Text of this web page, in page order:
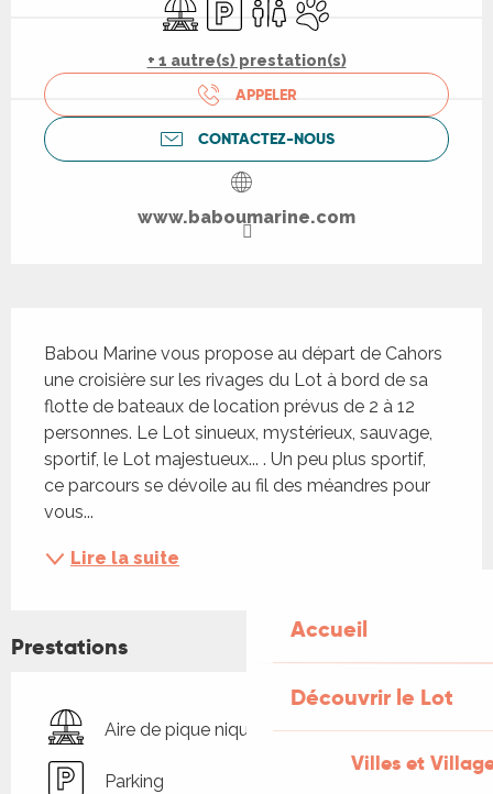
Accueil
Découvrir le Lot
Villes et
Aire de pique nique
ParkingToilettesAnimaux acceptés
+ 1 autre(s) prestation(s)
APPELER
CONTACTEZ-NOUS
www.baboumarine.com
Babou Marine vous propose au départ de Cahors
une croisière sur les rivages du Lot à bord de sa
flotte de bateaux de location prévus de 2 à 12
personnes. Le Lot sinueux, mystérieux, sauvage,
sportif, le Lot majestueux... . Un peu plus sportif,
ce parcours se dévoile au fil des méandres pour
vous...
Lire la suite
Prestations
Aire de pique nique
Parking